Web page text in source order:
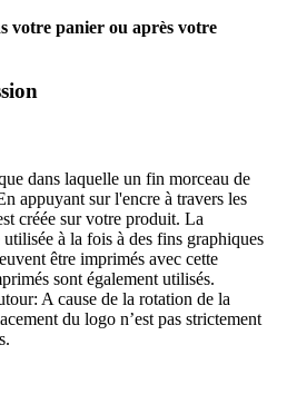
votre panier ou après votre
dans laquelle un fin morceau de
appuyant sur l'encre à travers les
créée sur votre produit. La
à la fois à des fins graphiques
être imprimés avec cette
sont également utilisés.
A cause de la rotation de la
du logo n’est pas strictement